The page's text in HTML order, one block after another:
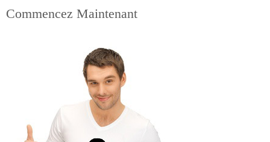
Commencez Maintenant